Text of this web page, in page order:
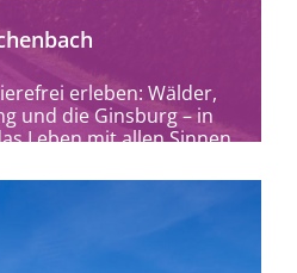
erleben: Wälder,
und die Ginsburg – in
Leben mit allen Sinnen